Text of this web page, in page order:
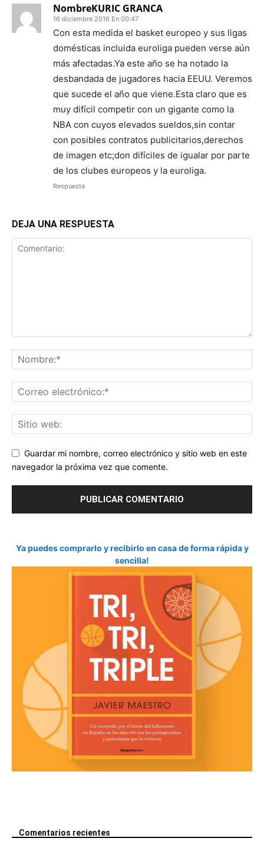
NombreKURIC GRANCA
16 diciembre 2016 En 00:47
Con esta medida el basket europeo y sus ligas
domésticas incluida euroliga pueden verse aún
más afectadas.Ya este año se ha notado la
desbandada de jugadores hacia EEUU. Veremos
que sucede el año que viene.Esta claro que es
muy difícil competir con un gigante como la
NBA con cuyos elevados sueldos,sin contar
con posibles contratos publicitarios,derechos
de imagen etc;don difíciles de igualar por parte
de los clubes europeos y la euroliga.
Respuesta
DEJA UNA RESPUESTA
Guardar mi nombre, correo electrónico y sitio web en este
navegador la próxima vez que comente.
Ya puedes comprarlo y recibirlo en casa de forma rápida y
sencilla!
Comentarios recientes